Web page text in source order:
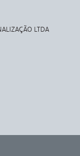
LTDA